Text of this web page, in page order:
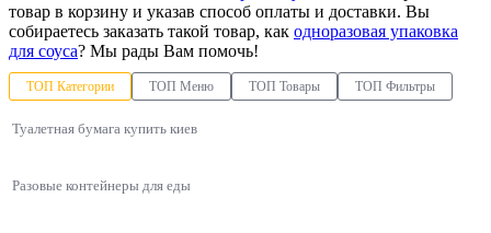
товар в корзину и указав способ оплаты и доставки. Вы
собираетесь заказать такой товар, как одноразовая упаковка
для соуса? Мы рады Вам помочь!
ТОП Категории ТОП Меню ТОП Товары ТОП Фильтры
Туалетная бумага купить киев
Разовые контейнеры для еды